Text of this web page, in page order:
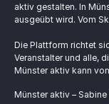
aktiv gestalten. In
ausgeübt wird. Vom
Die Plattform richtet
Veranstalter und alle,
Münster aktiv kann
Münster aktiv – Sabine